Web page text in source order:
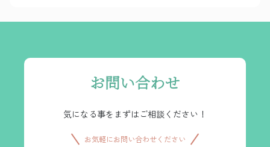
お問い合わせ
気になる事をまずはご相談ください！
お気軽にお問い合わせください